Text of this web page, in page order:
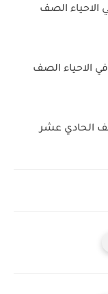
الاحياء الصف
الاحياء الصف
الحادي عشر